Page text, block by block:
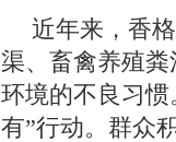
近年来，香
渠、畜禽养殖
环境的不良习
有”行动。群众